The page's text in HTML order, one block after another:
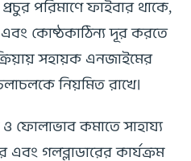
পরিমাণে ফাইবার থাকে,
কোষ্ঠকাঠিন্য দূর করতে
সহায়ক এনজাইমের
নিয়মিত রাখে।
ফোলাভাব কমাতে সাহায্য
এবং গলব্লাডারের কার্যক্রম